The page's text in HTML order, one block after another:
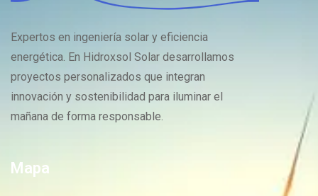
Expertos en ingeniería solar y eficiencia
energética. En Hidroxsol Solar desarrollamos
proyectos personalizados que integran
innovación y sostenibilidad para iluminar el
mañana de forma responsable.
Mapa